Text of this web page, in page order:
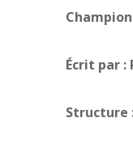
Écrit par :
Structure